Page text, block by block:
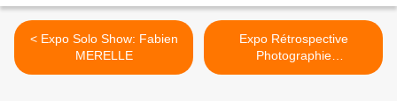
< Expo Solo Show: Fabien
MERELLE
Expo Rétrospective
Photographie
Contemporaine: Robert